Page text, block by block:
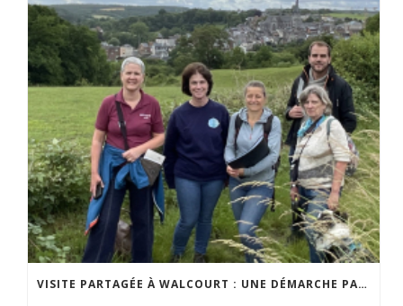
VISITE PARTAGÉE À WALCOURT : UNE DÉMARCHE PARTICIPATIVE ANIMÉE PAR ESPACE ENVIRONNEMENT